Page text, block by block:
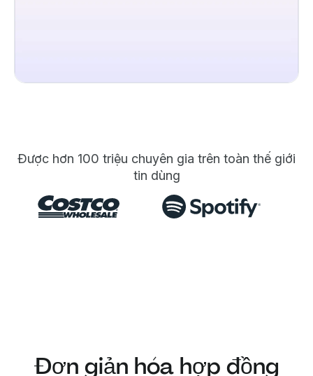
Được hơn 100 triệu chuyên gia trên toàn thế giới
tin dùng
Đơn giản hóa hợp đồng